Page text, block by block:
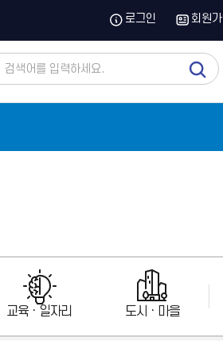
로그인 회원
통
합
검
교육ㆍ일자리 도시ㆍ마을